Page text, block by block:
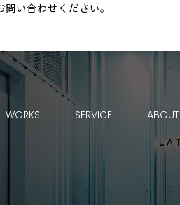
い合わせください。
WORKS SERVICE ABOUT